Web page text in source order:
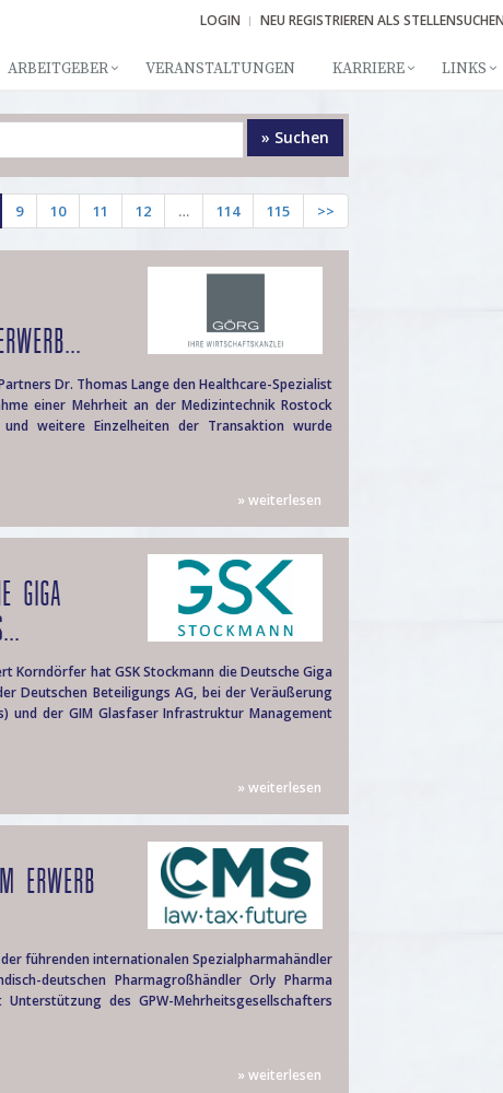
LOGIN NEU REGISTRIEREN ALS
ARBEITGEBER VERANSTALTUNGEN KARRIERE LINKS
» Suchen
9 10 11 12 … 114 115 >>
Dr. Thomas Lange den Healthcare-Spezialist
einer Mehrheit an der Medizintechnik Rostock
weitere Einzelheiten der Transaktion wurde
» weiterlesen
GIGA
Korndörfer hat GSK Stockmann die Deutsche Giga
Deutschen Beteiligungs AG, bei der Veräußerung
und der GIM Glasfaser Infrastruktur Management
» weiterlesen
ERWERB
führenden internationalen Spezialpharmahändler
deutschen Pharmagroßhändler Orly Pharma
des GPW-Mehrheitsgesellschafters
» weiterlesen